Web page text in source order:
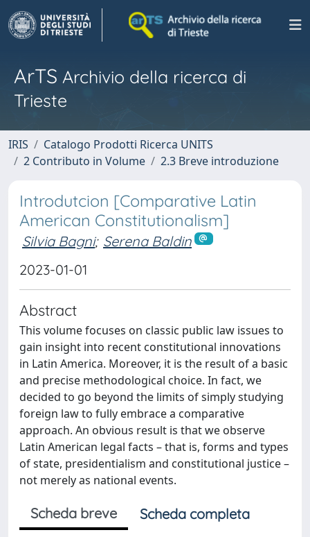
ArTS Archivio della ricerca di
Trieste
IRIS
Catalogo Prodotti Ricerca UNITS
2 Contributo in Volume
2.3 Breve introduzione
Introdutcion [Comparative Latin
American Constitutionalism]
Silvia Bagni; Serena Baldin
2023-01-01
Abstract
This volume focuses on classic public law issues to
gain insight into recent constitutional innovations
in Latin America. Moreover, it is the result of a basic
and precise methodological choice. In fact, we
decided to go beyond the limits of simply studying
foreign law to fully embrace a comparative
approach. An obvious result is that we observe
Latin American legal facts – that is, forms and types
of state, presidentialism and constitutional justice –
not merely as national events.
Scheda breve Scheda completa